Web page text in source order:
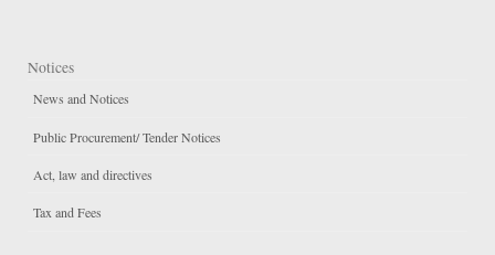
Notices
News and Notices
Public Procurement/ Tender Notices
Act, law and directives
Tax and Fees